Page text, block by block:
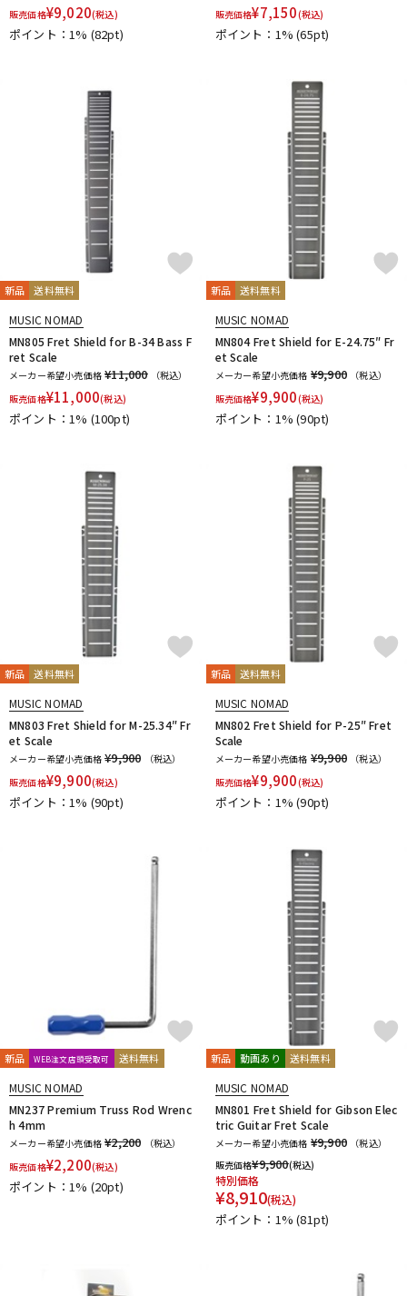
販売価格¥9,020(税込)
ポイント：1% (82pt)
販売価格¥7,150(税込)
ポイント：1%(65pt)
新品 送料無料
MUSIC NOMAD
MN805 Fret Shield for B-34 Bass F
ret Scale
メーカー希望小売価格 ¥11,000
（税込）
販売価格¥11,000(税込)
ポイント：1% (100pt)
新品 送料無料
MUSIC NOMAD
MN804 Fret Shield for E-24.75″ Fr
et Scale
メーカー希望小売価格 ¥9,900
（税込）
販売価格¥9,900(税込)
ポイント：1%(90pt)
新品 送料無料
MUSIC NOMAD
MN803 Fret Shield for M-25.34″ Fr
et Scale
メーカー希望小売価格 ¥9,900
（税込）
販売価格¥9,900(税込)
ポイント：1% (90pt)
新品 送料無料
MUSIC NOMAD
MN802 Fret Shield for P-25″ Fret
Scale
メーカー希望小売価格 ¥9,900
（税込）
販売価格¥9,900(税込)
ポイント：1%(90pt)
新品 WEB注文店頭受取可 送料無料
MUSIC NOMAD
MN237 Premium Truss Rod Wrenc
h 4mm
メーカー希望小売価格 ¥2,200
（税込）
販売価格¥2,200(税込)
ポイント：1% (20pt)
新品 動画あり 送料無料
MUSIC NOMAD
MN801 Fret Shield for Gibson Elec
tric Guitar Fret Scale
メーカー希望小売価格 ¥9,900
（税込）
販売価格¥9,900(税込)
特別価格
¥8,910(税込)
ポイント：1%(81pt)